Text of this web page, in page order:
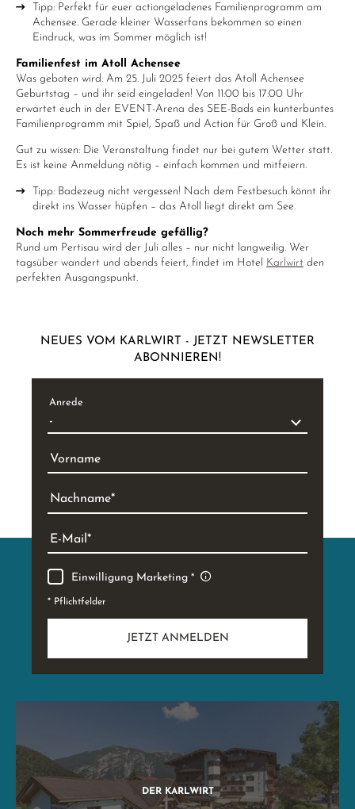
Tipp: Perfekt für euer actiongeladenes Familienprogramm am
Achensee. Gerade kleiner Wasserfans bekommen so einen
Eindruck, was im Sommer möglich ist!
Familienfest im Atoll Achensee
Was geboten wird: Am 25. Juli 2025 feiert das Atoll Achensee
Geburtstag – und ihr seid eingeladen! Von 11:00 bis 17:00 Uhr
erwartet euch in der EVENT-Arena des SEE-Bads ein kunterbuntes
Familienprogramm mit Spiel, Spaß und Action für Groß und Klein.
Gut zu wissen: Die Veranstaltung findet nur bei gutem Wetter statt.
Es ist keine Anmeldung nötig – einfach kommen und mitfeiern.
Tipp: Badezeug nicht vergessen! Nach dem Festbesuch könnt ihr
direkt ins Wasser hüpfen – das Atoll liegt direkt am See.
Noch mehr Sommerfreude gefällig?
Rund um Pertisau wird der Juli alles – nur nicht langweilig. Wer
tagsüber wandert und abends feiert, findet im Hotel
Karlwirt den
perfekten Ausgangspunkt.
NEUES VOM KARLWIRT - JETZT NEWSLETTER
ABONNIEREN!
Anrede
Vorname
Nachname
E-Mail
Einwilligung Marketing
* Pflichtfelder
JETZT ANMELDEN
DER KARLWIRT